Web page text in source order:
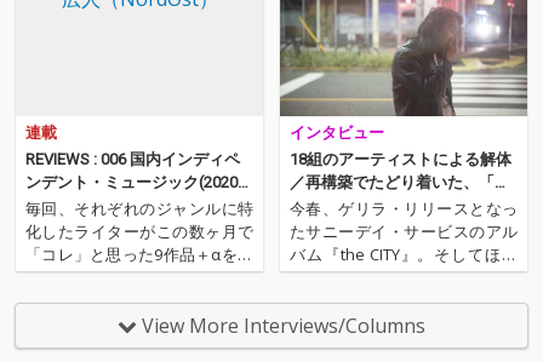
連載
REVIEWS : 006 国内インディペ
ンデント・ミュージック(2020年
7月)──松島広人（NordOst）
毎回、それぞれのジャンルに特
化したライターがこの数ヶ月で
「コレ」と思った9作品＋αを紹
介するコーナー。ノーウェー
ヴ・バンドAIZのWeird Instrum
ents担当/ライターのNord Ost
（松島広人）が、2020年のムー
インタビュー
18組のアーティストによる解体
／再構築でたどり着いた、「い
ま」のサニーデイ・サービス──
『the SEA』配信開始
今春、ゲリラ・リリースとなっ
たサニーデイ・サービスのアル
バム『the CITY』。そしてほぼ
間髪を入れず、Spotifyのプレイ
リストという形で順次発表され
た『the CITY』収録楽曲のリミ
ックス・再構築プロジェクト『t
View More Interviews/Columns